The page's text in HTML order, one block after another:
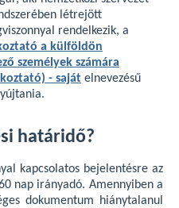
létrejött
rendelkezik, a
a külföldön
személyek számára
- saját elnevezésű
határidő?
kapcsolatos bejelentésre az
nap irányadó. Amennyiben a
dokumentum hiánytalanul